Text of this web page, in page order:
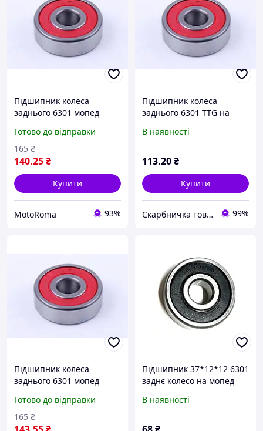
Підшипник колеса
заднього 6301 мопед
Готово до відправки
140.25₴
165 ₴
Купити
MotoRoma 93%
Підшипник колеса
заднього 6301 TTG на
В наявності
113.20₴
Купити
Скарбничка товарів 99%
Підшипник колеса
заднього 6301 мопед
Готово до відправки
165 ₴
Підшипник 37*12*12 6301
заднє колесо на мопед
В наявності